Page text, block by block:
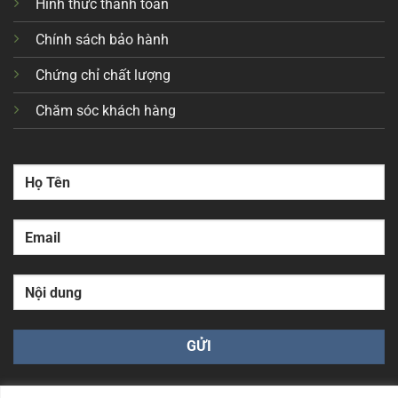
Hình thức thanh toán
Chính sách bảo hành
Chứng chỉ chất lượng
Chăm sóc khách hàng